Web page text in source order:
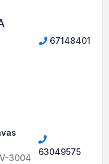
67148401
3004
63049575